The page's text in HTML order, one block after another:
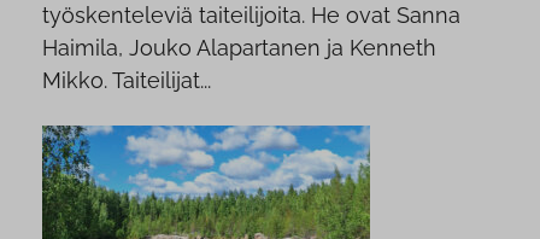
työskenteleviä taiteilijoita. He ovat Sanna
Haimila, Jouko Alapartanen ja Kenneth
Mikko. Taiteilijat...